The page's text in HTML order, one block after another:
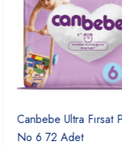
Canbebe Ultra Fırsat Paketi
No 6 72 Adet